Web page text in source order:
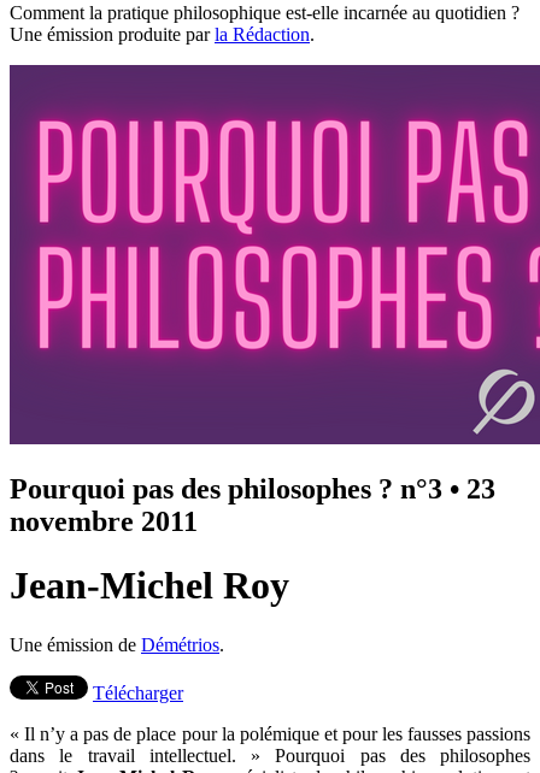
Comment la pratique philosophique est-elle incarnée au quotidien ?
Une émission produite parla Rédaction.
Pourquoi pas des philosophes ? n°3 • 23
novembre 2011
Jean-Michel Roy
Une émission de Démétrios.
Télécharger
« Il n’y a pas de place pour la polémique et pour les fausses passions
dans le travail intellectuel. » Pourquoi pas des philosophes